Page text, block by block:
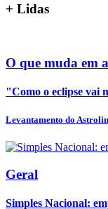
+ Lidas
O que muda em
"Como o eclipse vai
Levantamento do
Geral
Simples Nacional: